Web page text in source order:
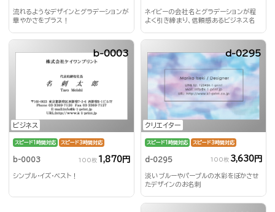
流れるようなデザインとグラデーションが
華やかさをプラス！
ネイビーの会社名とグラデーションが程
よく引き締まり、信頼感あるビジネス名
ビジネス
b-0003
スピード1時間対応 スピード3時間対応
b-0003 100枚 1,870円
シンプル・イズ・ベスト！
クリエイター
d-0295
スピード1時間対応 スピード3時間対応
d-0295 100枚 3,630円
淡いブルーやパープルの水彩をぼかさせ
たデザインのお名刺